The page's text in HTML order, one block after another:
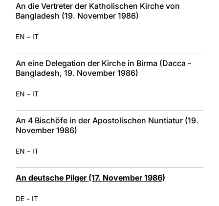
An die Vertreter der Katholischen Kirche von
Bangladesh (19. November 1986)
EN - IT
An eine Delegation der Kirche in Birma (Dacca -
Bangladesh, 19. November 1986)
EN - IT
An 4 Bischöfe in der Apostolischen Nuntiatur (19.
November 1986)
EN - IT
An deutsche Pilger (17. November 1986)
DE - IT